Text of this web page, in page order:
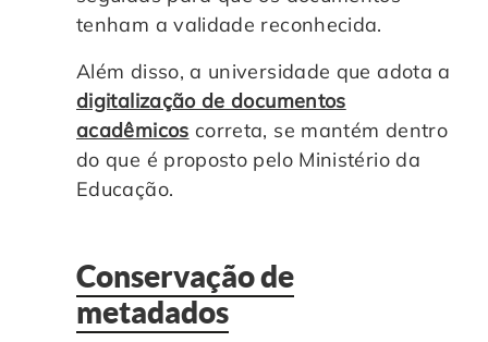
tenham a validade reconhecida.
Além disso, a universidade que adota a
digitalização de documentos
acadêmicos correta, se mantém dentro
do que é proposto pelo Ministério da
Educação.
Conservação de
metadados